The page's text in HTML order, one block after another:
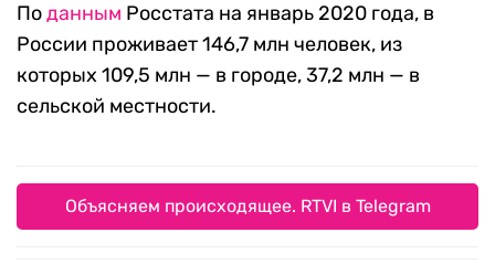
Поданным Росстата на январь 2020 года, в
России проживает 146,7 млн человек, из
которых 109,5 млн — в городе, 37,2 млн — в
сельской местности.
Объясняем происходящее. RTVI в Telegram